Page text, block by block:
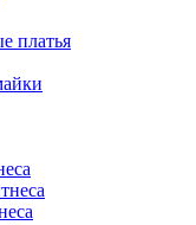
платья